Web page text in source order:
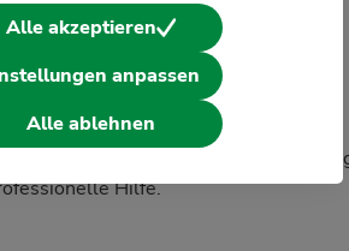
gestellt
gesetzlich unfallversichert
über die Kommune oder
Hilfe.
Alle akzeptieren
anpassen
Alle ablehnen